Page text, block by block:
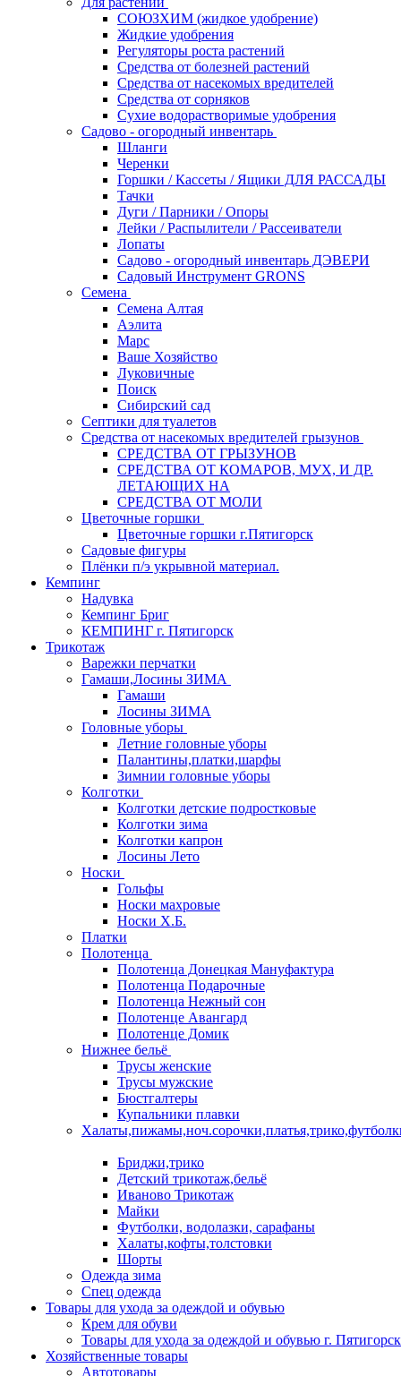
СОЮЗХИМ (жидкое удобрение)
Жидкие удобрения
Регуляторы роста растений
Средства от болезней растений
Средства от насекомых вредителей
Средства от сорняков
Сухие водорастворимые удобрения
Садово - огородный инвентарь
Шланги
Черенки
Горшки / Кассеты / Ящики ДЛЯ РАССАДЫ
Тачки
Дуги / Парники / Опоры
Лейки / Распылители / Рассеиватели
Лопаты
Садово - огородный инвентарь ДЭВЕРИ
Садовый Инструмент GRONS
Семена
Семена Алтая
Аэлита
Марс
Ваше Хозяйство
Луковичные
Поиск
Сибирский сад
Септики для туалетов
Средства от насекомых вредителей грызунов
СPEДСТВА ОТ ГРЫЗУНОВ
СРЕДСТВА ОТ КОМАРОВ, МУХ, И ДР.
ЛЕТАЮЩИХ НА
СРЕДСТВА ОТ МОЛИ
Цветочные горшки
Цветочные горшки г.Пятигорск
Садовые фигуры
Плёнки п/э укрывной материал.
Кемпинг
Надувка
Кемпинг Бриг
КЕМПИНГ г. Пятигорск
Трикотаж
Варежки перчатки
Гамаши,Лосины ЗИМА
Гамаши
Лосины ЗИМА
Головные уборы
Летние головные уборы
Палантины,платки,шарфы
Зимнии головные уборы
Колготки
Колготки детские подростковые
Колготки зима
Колготки капрон
Лосины Лето
Носки
Гольфы
Носки махровые
Носки Х.Б.
Платки
Полотенца
Полотенца Донецкая Мануфактура
Полотенца Подарочные
Полотенца Нежный сон
Полотенце Авангард
Полотенце Домик
Нижнее бельё
Трусы женские
Трусы мужские
Бюстгалтеры
Купальники плавки
Бриджи,трико
Детский трикотаж,бельё
Иваново Трикотаж
Майки
Футболки, водолазки, сарафаны
Халаты,кофты,толстовки
Шорты
Одежда зима
Спец одежда
Товары для ухода за одеждой и обувью
Крем для обуви
Товары для ухода за одеждой и обувью г. Пятигорск
Хозяйственные товары
Автотовары